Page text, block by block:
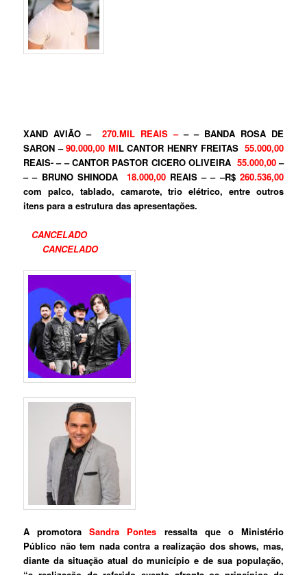
XAND AVIÃO –270.MIL REAIS –– – BANDA ROSA DE
SARON –90.000,00 MIL CANTOR HENRY FREITAS 55.000,00
REAIS- – – CANTOR PASTOR CICERO OLIVEIRA 55.000,00–
– – BRUNO SHINODA 18.000,00REAIS – – –R$ 260.536,00
com palco, tablado, camarote, trio elétrico, entre outros
itens para a estrutura das apresentações.
CANCELADO
CANCELADO
A promotoraSandra Pontes ressalta que o Ministério
Público não tem nada contra a realização dos shows, mas,
diante da situação atual do município e de sua população,